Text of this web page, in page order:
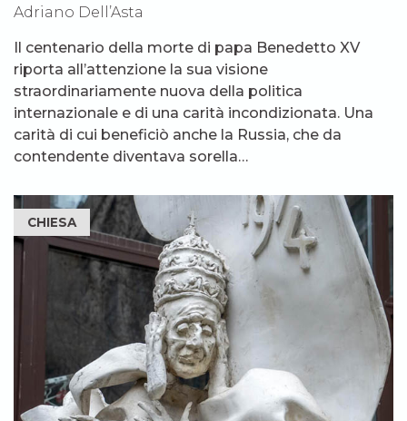
Adriano Dell’Asta
Il centenario della morte di papa Benedetto XV
riporta all’attenzione la sua visione
straordinariamente nuova della politica
internazionale e di una carità incondizionata. Una
carità di cui beneficiò anche la Russia, che da
contendente diventava sorella…
CHIESA